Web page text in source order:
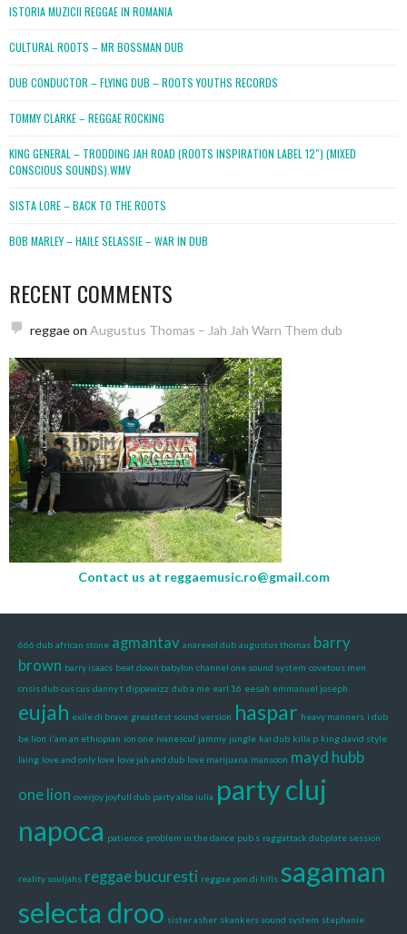
ISTORIA MUZICII REGGAE IN ROMANIA
CULTURAL ROOTS – MR BOSSMAN DUB
DUB CONDUCTOR – FLYING DUB – ROOTS YOUTHS RECORDS
TOMMY CLARKE – REGGAE ROCKING
KING GENERAL – TRODDING JAH ROAD (ROOTS INSPIRATION LABEL 12″) (MIXED
CONSCIOUS SOUNDS).WMV
SISTA LORE – BACK TO THE ROOTS
BOB MARLEY – HAILE SELASSIE – WAR IN DUB
RECENT COMMENTS
reggaeon Augustus Thomas – Jah Jah Warn Them dub
Contact us at reggaemusic.ro@gmail.com
666 dub african stone agmantav anarexol dub augustus thomas barry
brown barry isaacs beat down babylon channel one sound system covetous men
crisis dub cus cus danny t dippawizz dub a me earl 16 eesah emmanuel joseph
eujah exile di brave greastest sound version haspar heavy manners i dub
be lion i'am an ethiopian ion one ivanescul jammy jungle kai dub killa p king david style
laing love and only love love jah and dub love marijuana mansoon mayd hubb
one lion overjoy joyfull dub party alba iulia party cluj
napoca patience problem in the dance pub s raggattack dubplate session
reality souljahs reggae bucuresti reggae pon di hills sagaman
selecta droo sister asher skankers sound system stephanie